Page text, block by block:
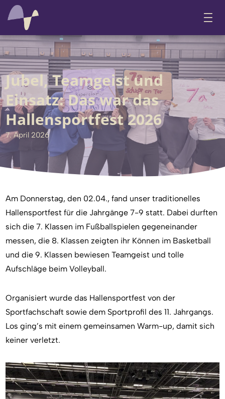
Jubel, Teamgeist und
Einsatz: Das war das
Hallensportfest 2026
7. April 2026
Am Donnerstag, den 02.04., fand unser traditionelles
Hallensportfest für die Jahrgänge 7-9 statt. Dabei durften
sich die 7. Klassen im Fußballspielen gegeneinander
messen, die 8. Klassen zeigten ihr Können im Basketball
und die 9. Klassen bewiesen Teamgeist und tolle
Aufschläge beim Volleyball.
Organisiert wurde das Hallensportfest von der
Sportfachschaft sowie dem Sportprofil des 11. Jahrgangs.
Los ging’s mit einem gemeinsamen Warm-up, damit sich
keiner verletzt.